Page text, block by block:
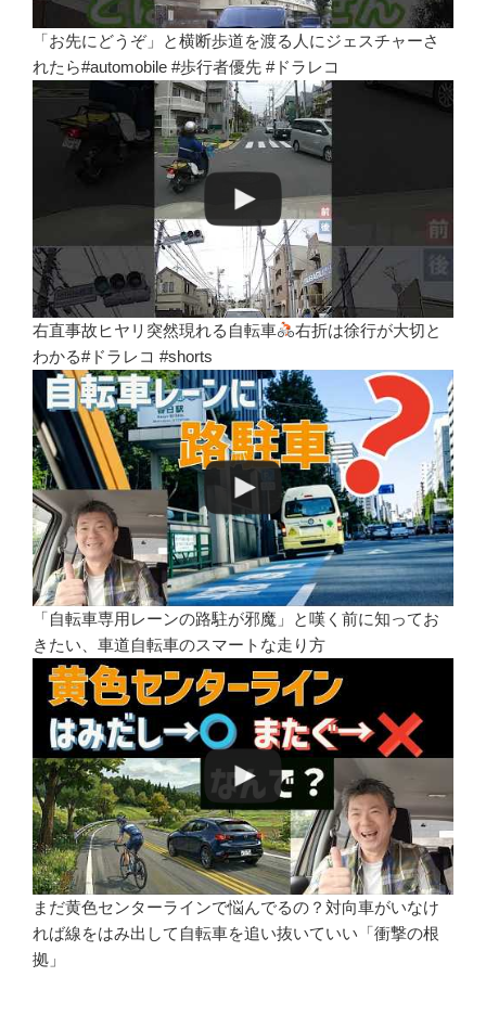
「お先にどうぞ」と横断歩道を渡る人にジェスチャーさ
れたら#automobile #歩行者優先 #ドラレコ
右直事故ヒヤリ突然現れる自転車
右折は徐行が大切と
わかる#ドラレコ #shorts
「自転車専用レーンの路駐が邪魔」と嘆く前に知ってお
きたい、車道自転車のスマートな走り方
まだ黄色センターラインで悩んでるの？対向車がいなけ
れば線をはみ出して自転車を追い抜いていい「衝撃の根
拠」